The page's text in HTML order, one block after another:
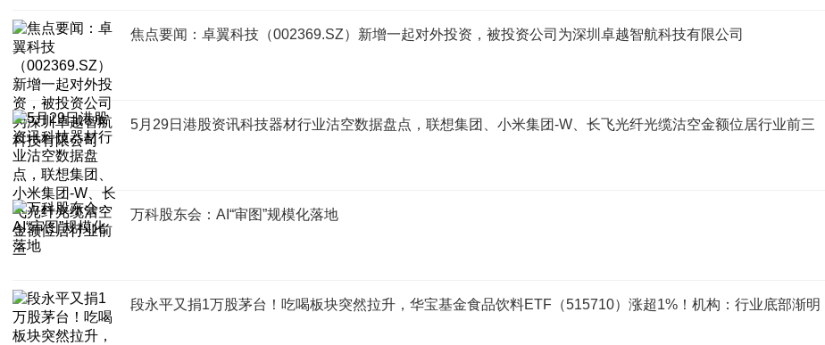
焦点要闻：卓翼科技（002369.SZ）新增一起对外投资，被投资公司为深圳卓越智航科技有限公司
5月29日港股资讯科技器材行业沽空数据盘点，联想集团、小米集团-W、长飞光纤光缆沽空金额位居行业前三
万科股东会：AI“审图”规模化落地
段永平又捐1万股茅台！吃喝板块突然拉升，华宝基金食品饮料ETF（515710）涨超1%！机构：行业底部渐明